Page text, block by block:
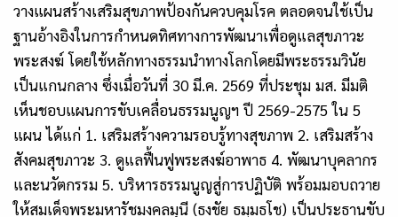
วางแผนสร้างเสริมสุขภาพป้องกันควบคุมโรค ตลอดจนใช้เป็น
ฐานอ้างอิงในการกำหนดทิศทางการพัฒนาเพื่อดูแลสุขภาวะ
พระสงฆ์ โดยใช้หลักทางธรรมนำทางโลกโดยมีพระธรรมวินัย
เป็นแกนกลาง ซึ่งเมื่อวันที่ 30 มี.ค. 2569 ที่ประชุม มส. มีมติ
เห็นชอบแผนการขับเคลื่อนธรรมนูญฯ ปี 2569-2575 ใน 5
แผน ได้แก่ 1. เสริมสร้างความรอบรู้ทางสุขภาพ 2. เสริมสร้าง
สังคมสุขภาวะ 3. ดูแลฟื้นฟูพระสงฆ์อาพาธ 4. พัฒนาบุคลากร
และนวัตกรรม 5. บริหารธรรมนูญสู่การปฏิบัติ พร้อมมอบถวาย
ให้สมเด็จพระมหารัชมงคลมุนี (ธงชัย ธมฺมธโช) เป็นประธานขับ